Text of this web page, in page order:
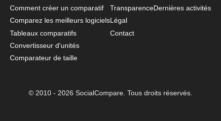
Comment créer un comparatif
Comparez les meilleurs logiciels
Tableaux comparatifs
Convertisseur d'unités
Comparateur de taille
Transparence
Légal
Contact
Dernières activités
© 2010 - 2026 SocialCompare. Tous droits réservés.